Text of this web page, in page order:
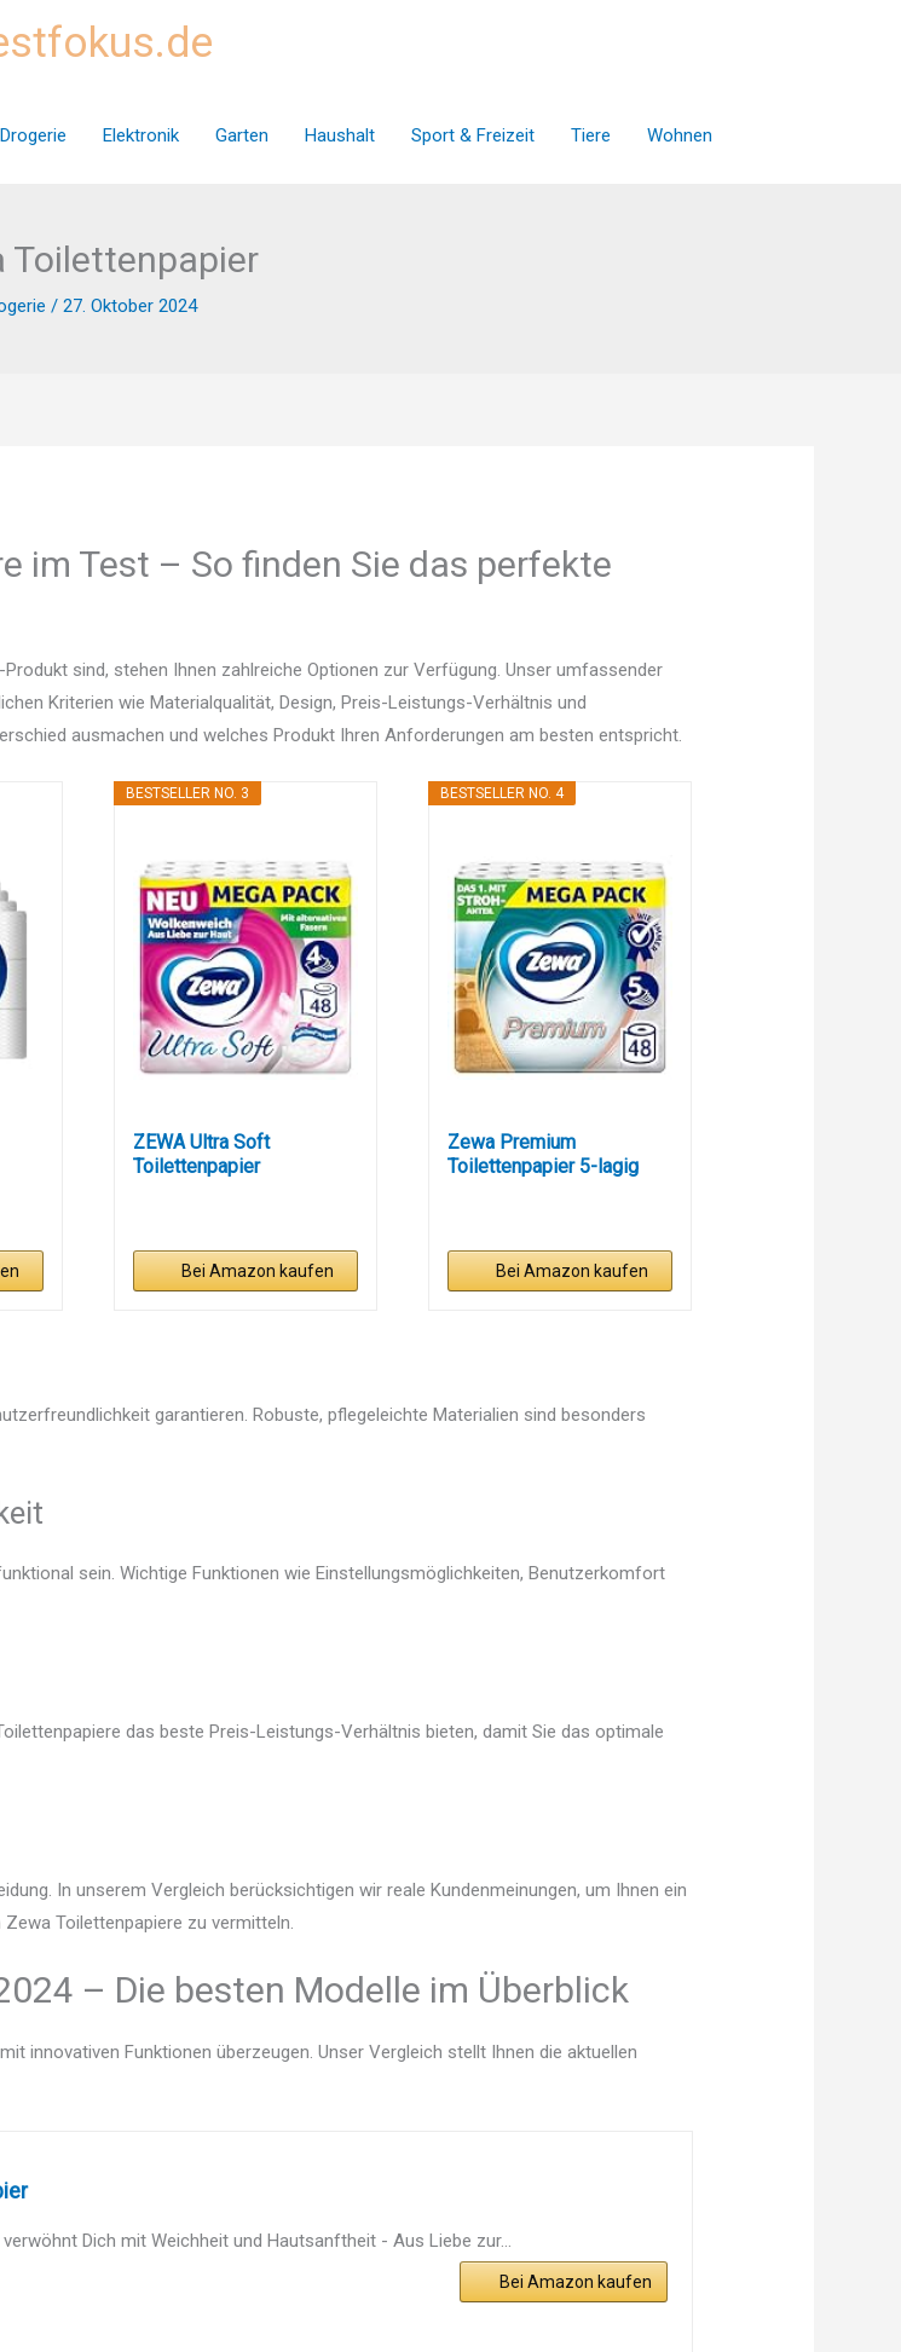
Drogerie Elektronik Garten Haushalt Sport & Freizeit Tiere Wohnen
Toilettenpapier
/ 27. Oktober 2024
im Test – So finden Sie das perfekte
sind, stehen Ihnen zahlreiche Optionen zur Verfügung. Unser umfassender
Kriterien wie Materialqualität, Design, Preis-Leistungs-Verhältnis und
ausmachen und welches Produkt Ihren Anforderungen am besten entspricht.
BESTSELLER NO. 3
ZEWA Ultra Soft
Toilettenpapier
Bei Amazon kaufen
BESTSELLER NO. 4
Zewa Premium
Toilettenpapier 5-lagig
Bei Amazon kaufen
garantieren. Robuste, pflegeleichte Materialien sind besonders
sein. Wichtige Funktionen wie Einstellungsmöglichkeiten, Benutzerkomfort
das beste Preis-Leistungs-Verhältnis bieten, damit Sie das optimale
In unserem Vergleich berücksichtigen wir reale Kundenmeinungen, um Ihnen ein
Toilettenpapiere zu vermitteln.
– Die besten Modelle im Überblick
innovativen Funktionen überzeugen. Unser Vergleich stellt Ihnen die aktuellen
Dich mit Weichheit und Hautsanftheit - Aus Liebe zur...
Bei Amazon kaufen